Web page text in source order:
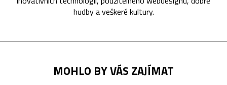
hudby a veškeré kultury.
MOHLO BY VÁS ZAJÍMAT